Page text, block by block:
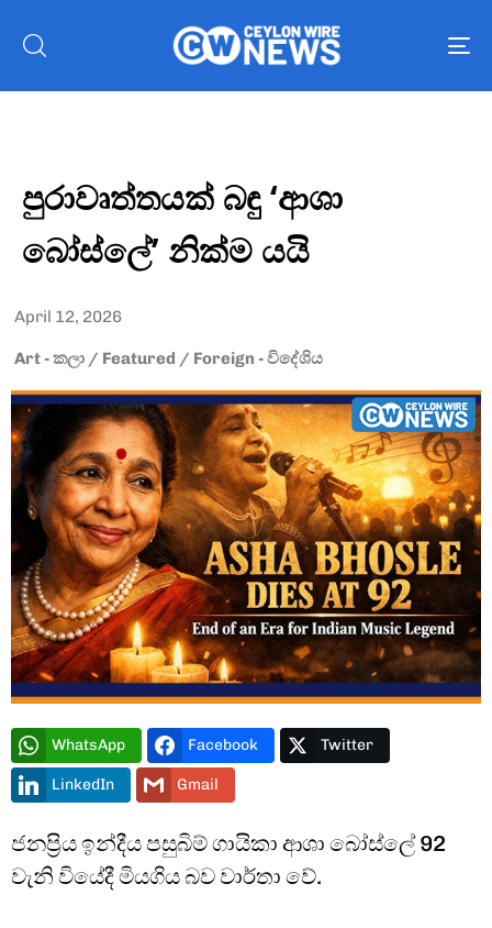
Type and hit enter
පුරාවෘත්තයක් බඳු ‘ආශා
බෝස්ලේ’ නික්ම යයි
April 12, 2026
Art - කලා / Featured / Foreign - විදේශිය
WhatsApp Facebook Twitter
LinkedIn Gmail
ජනප්‍රිය ඉන්දීය පසුබිම් ගායිකා ආශා බෝස්ලේ 92
වැනි වියේදී මියගිය බව වාර්තා වේ.